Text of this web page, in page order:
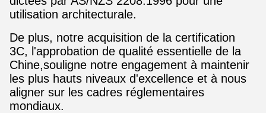
utilisation architecturale.
De plus, notre acquisition de la certification
3C, l'approbation de qualité essentielle de la
Chine,souligne notre engagement à maintenir
les plus hauts niveaux d'excellence et à nous
aligner sur les cadres réglementaires
mondiaux.